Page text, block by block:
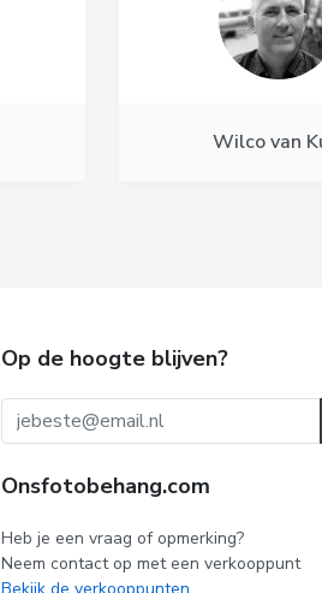
Wilco van
Op de hoogte blijven?
Onsfotobehang.com
Heb je een vraag of opmerking?
Neem contact op met een verkooppunt